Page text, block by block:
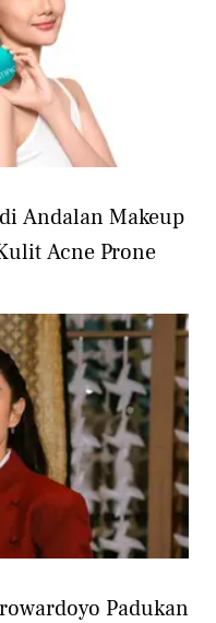
Andalan Makeup
Acne Prone
Padukan